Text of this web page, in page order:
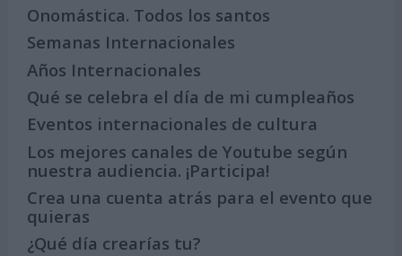
Onomástica. Todos los santos
Semanas Internacionales
Años Internacionales
Qué se celebra el día de mi cumpleaños
Eventos internacionales de cultura
Los mejores canales de Youtube según
nuestra audiencia. ¡Participa!
Crea una cuenta atrás para el evento que
quieras
¿Qué día crearías tu?